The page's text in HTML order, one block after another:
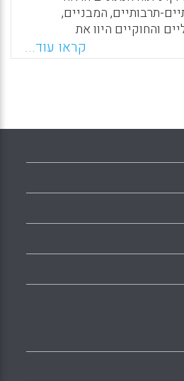
תרבותיים, המבניים,
והחוקיים היוו את
ביותר לשימוש בטכנולוגיית
מספר מרכיבים המשפיעים
X
קראו עוד...